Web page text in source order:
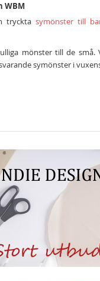
WBM
tryckta symönster till
mönster till de små.
symönster i